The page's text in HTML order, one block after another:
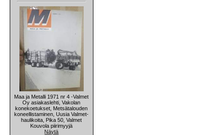
Maa ja Metalli 1971 nr 4 -Valmet
Oy asiakaslehti, Vakolan
konekoetukset, Metsätalouden
koneellistaminen, Uusia Valmet-
haulikoita, Pika 50, Valmet
Kouvola piirimyyjä
Näytä